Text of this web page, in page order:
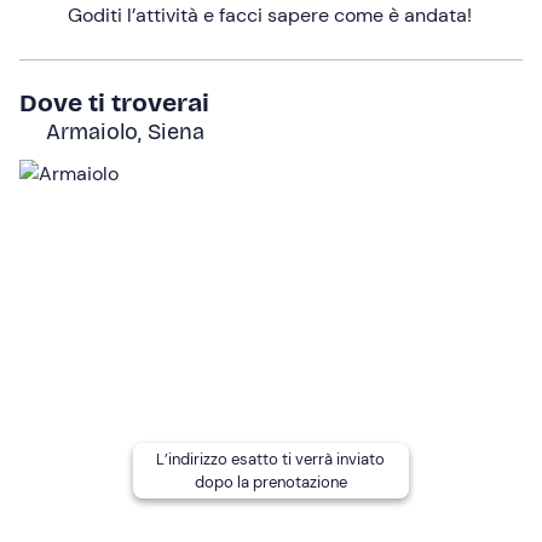
problemi respiratori, malattie immunitarie o
metaboliche, neoplasie, epilessia, varici o insufficienza
venosa importanti, gravidanza, allattamento o condizioni
acute, è necessario consultare il Medico Termale prima
dell'accesso alle piscine.
Per residenti in Italia, la quota include unacopertura
Goditi l’attività e facci sapere come è andata!
Dove ti troverai
Armaiolo, Siena
L’indirizzo esatto ti verrà inviato
dopo la prenotazione